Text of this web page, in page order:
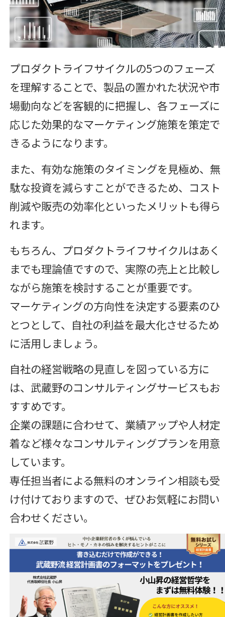
プロダクトライフサイクルの5つのフェーズ
を理解することで、製品の置かれた状況や市
場動向などを客観的に把握し、各フェーズに
応じた効果的なマーケティング施策を策定で
きるようになります。
また、有効な施策のタイミングを見極め、無
駄な投資を減らすことができるため、コスト
削減や販売の効率化といったメリットも得ら
れます。
もちろん、プロダクトライフサイクルはあく
までも理論値ですので、実際の売上と比較し
ながら施策を検討することが重要です。
マーケティングの方向性を決定する要素のひ
とつとして、自社の利益を最大化させるため
に活用しましょう。
自社の経営戦略の見直しを図っている方に
は、武蔵野のコンサルティングサービスもお
すすめです。
企業の課題に合わせて、業績アップや人材定
着など様々なコンサルティングプランを用意
しています。
専任担当者による無料のオンライン相談も受
け付けておりますので、ぜひお気軽にお問い
合わせください。